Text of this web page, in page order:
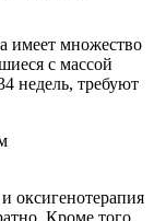
имеет множество
с массой
недель, требуют
оксигенотерапия
Кроме того,